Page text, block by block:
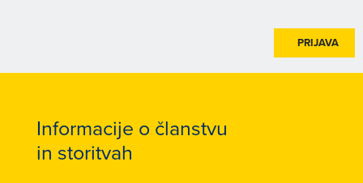
PRIJAVA
Informacije o članstvu
in storitvah